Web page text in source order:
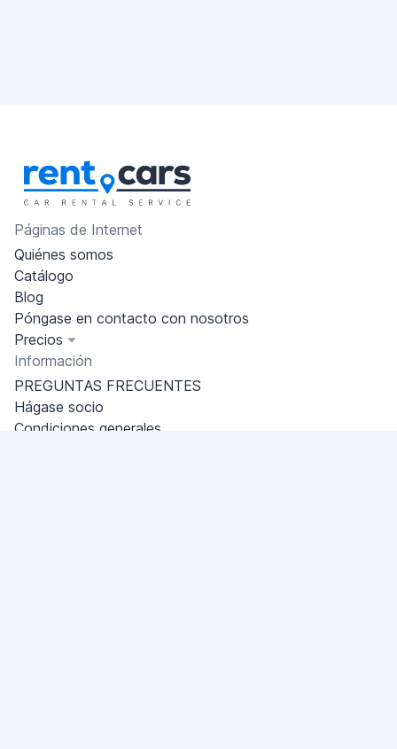
Páginas de Internet
Quiénes somos
Catálogo
Blog
Póngase en contacto con nosotros
Precios
Información
PREGUNTAS FRECUENTES
Hágase socio
Condiciones generales